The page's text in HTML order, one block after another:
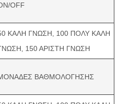
OFF
ΚΑΛΗ ΓΝΩΣΗ, 100 ΠΟΛΥ ΚΑΛΗ
150 ΑΡΙΣΤΗ ΓΝΩΣΗ
ΒΑΘΜΟΛΟΓΗΣΗΣ